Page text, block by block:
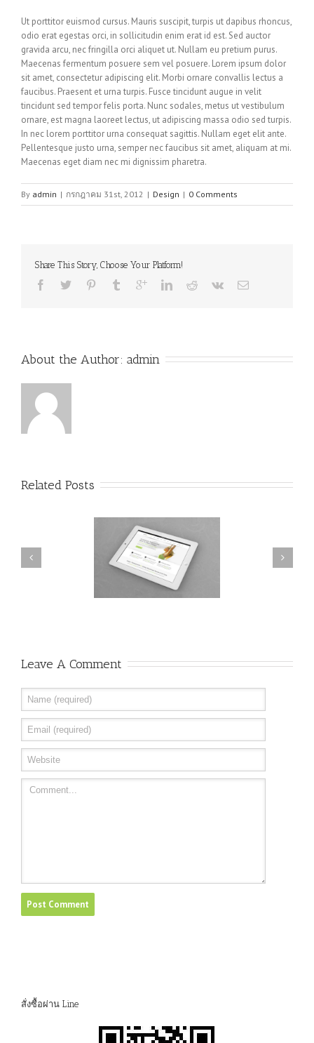
Ut porttitor euismod cursus. Mauris suscipit, turpis ut dapibus rhoncus,
odio erat egestas orci, in sollicitudin enim erat id est. Sed auctor
gravida arcu, nec fringilla orci aliquet ut. Nullam eu pretium purus.
Maecenas fermentum posuere sem vel posuere. Lorem ipsum dolor
sit amet, consectetur adipiscing elit. Morbi ornare convallis lectus a
faucibus. Praesent et urna turpis. Fusce tincidunt augue in velit
tincidunt sed tempor felis porta. Nunc sodales, metus ut vestibulum
ornare, est magna laoreet lectus, ut adipiscing massa odio sed turpis.
In nec lorem porttitor urna consequat sagittis. Nullam eget elit ante.
Pellentesque justo urna, semper nec faucibus sit amet, aliquam at mi.
Maecenas eget diam nec mi dignissim pharetra.
By admin | กรกฎาคม 31st, 2012 | Design | 0 Comments
Share This Story, Choose Your Platform!
About the Author: admin
Related Posts
Class Aptent Taciti Soci Ad
Leave A Comment
สั่งซื้อผ่าน Line